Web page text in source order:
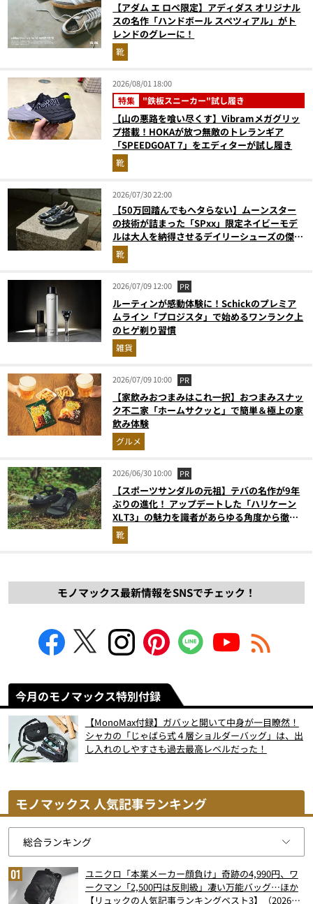
【アダム エ ロペ限定】アディダス オリジナル
スの名作「ハンドボール スペツィアル」がト
レンドのグレーに！
靴
2026/08/01 18:00
特集 "鉄板スニーカー"試し履き
【山の悪路を喰い尽くす】Vibramメガグリッ
プ搭載！HOKAが放つ無敵のトレランギア
「SPEEDGOAT 7」をエディターが試し履き
靴
2026/07/30 22:00
【50万回踏んでもヘタらない】ムーンスター
の技術が詰まった「SPxx」限定ネイビーモデ
ルは大人を納得させるデイリーシューズの傑作
だ
靴
2026/07/09 12:00 PR
ルーティンが感動体験に！Schickのプレミア
ムライン「プロジスタ」で始めるワンランク上
のヒゲ剃り習慣
雑貨
2026/07/09 10:00 PR
【家飲みおつまみはこれ一択】おつまみスナッ
ク不二家「ホームサクッと」で簡単＆極上の家
飲み体験
グルメ
2026/06/30 10:00 PR
【スポーツサンダルの元祖】テバの名作が9年
ぶりの進化！ アップデートした「ハリケーン
XLT3」の魅力を識者があらゆる角度から徹底
解説！
靴
モノマックス最新情報をSNSでチェック！
今月のモノマックス特別付録
【MonoMax付録】ガバッと開いて中身が一目瞭然！
シャカの「じゃばら式４層ショルダーバッグ」は、出
し入れのしやすさも過去最高レベルだった！
モノマックス 人気記事ランキング
ユニクロ「本業メーカー顔負け」奇跡の4,990円、ワ
ークマン「2,500円は反則級」凄い万能バッグ…ほか
【リュックの人気記事ランキングベスト3】（2026年